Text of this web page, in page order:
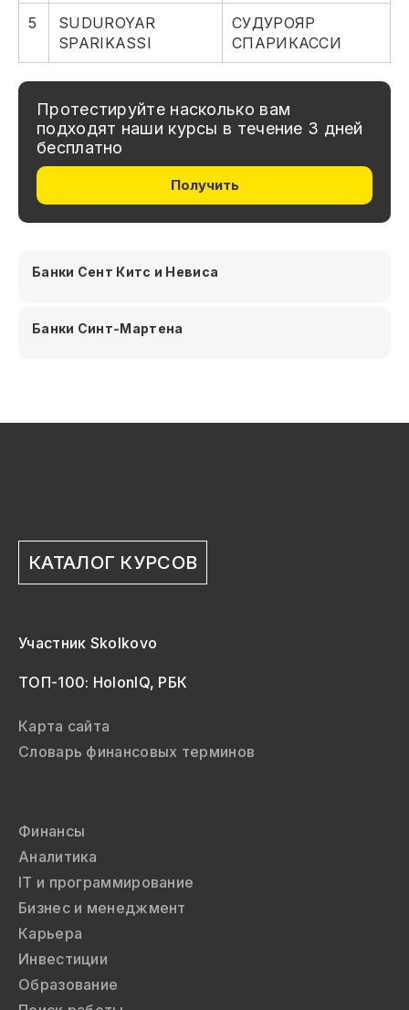
5
SUDUROYAR
SPARIKASSI
СУДУРОЯР
СПАРИКАССИ
Протестируйте насколько вам
подходят наши курсы в течение 3 дней
бесплатно
Получить
Банки Сент Китс и Невиса
Банки Синт-Мартена
КАТАЛОГ КУРСОВ
Участник Skolkovo
ТОП-100: HolonIQ, РБК
Карта сайта
Словарь финансовых терминов
Финансы
Аналитика
IT и программирование
Бизнес и менеджмент
Карьера
Инвестиции
Образование